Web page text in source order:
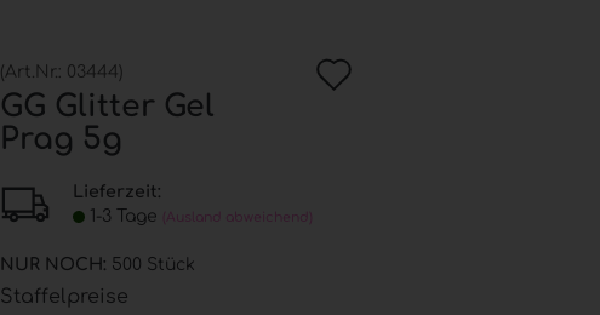
Tip Nachfüllbeutel
Schablonen
(Art.Nr.: 03444 )
GG Glitter Gel
Prag 5g
Lieferzeit:
1-3 Tage
(Ausland abweichend)
NUR NOCH: 500 Stück
Staffelpreise